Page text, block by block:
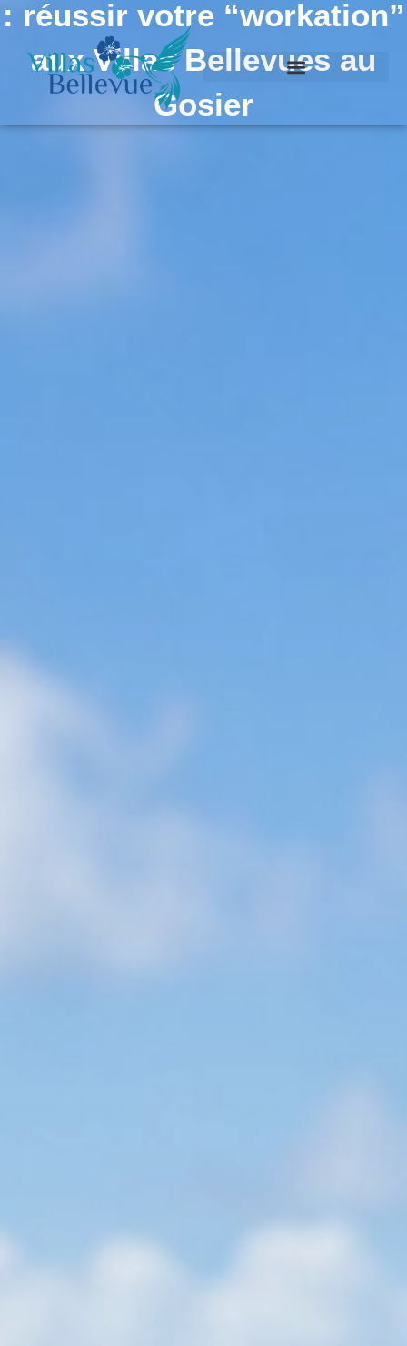
: réussir votre “workation”
aux Villas Bellevues au
Gosier